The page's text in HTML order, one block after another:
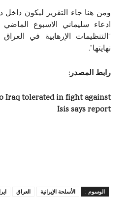
ومن هنا جاء التقرير ليكون داخل
ادعاء سليماني الاسبوع
“التنظيمات الإرهابية في
نهايتها”.
رابط المصدر:
Iraq tolerated in fight against
Isis says report
الوسوم : الأسلحة الإيرانية العراق